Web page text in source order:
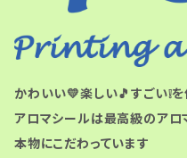
かわいい💛楽しい🎵すごい❕
アロマシールは最高級のアロ
本物にこだわっています